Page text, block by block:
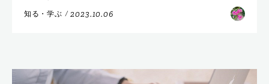
知る・学ぶ / 2023.10.06